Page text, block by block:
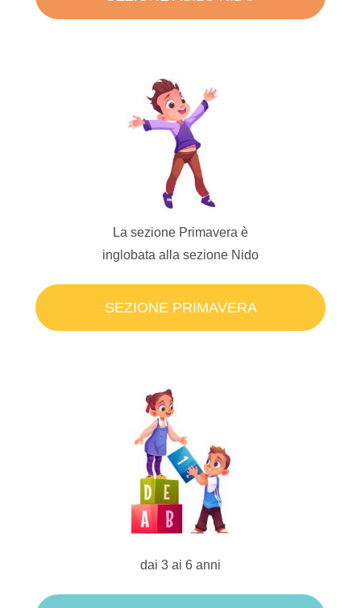
La sezione Primavera è
inglobata alla sezione Nido
SEZIONE PRIMAVERA
dai 3 ai 6 anni